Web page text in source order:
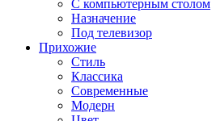
С компьютерным столом
Назначение
Под телевизор
Прихожие
Стиль
Классика
Современные
Модерн